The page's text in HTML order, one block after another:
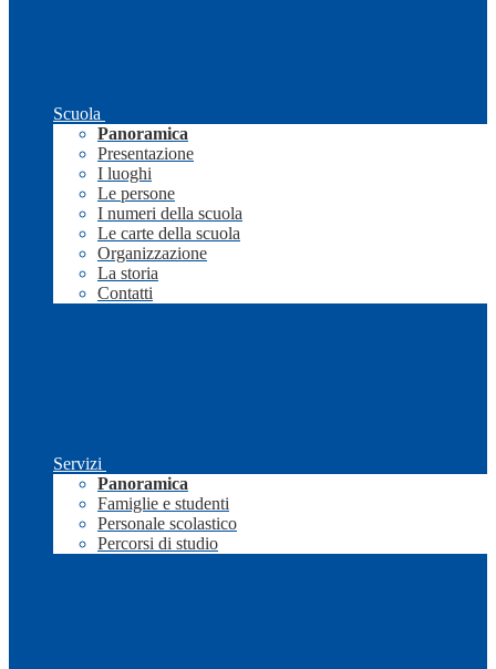
Scuola
Panoramica
Presentazione
I luoghi
Le persone
I numeri della scuola
Le carte della scuola
Organizzazione
La storia
Contatti
Servizi
Panoramica
Famiglie e studenti
Personale scolastico
Percorsi di studio